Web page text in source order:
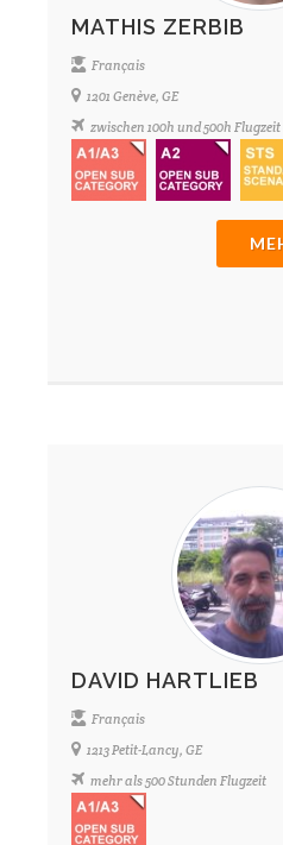
MATHIS ZERBIB
Français
1201 Genève, GE
zwischen 100h und 500h Flugzeit
DAVID HARTLIEB
Français
1213 Petit-Lancy, GE
mehr als 500 Stunden Flugzeit